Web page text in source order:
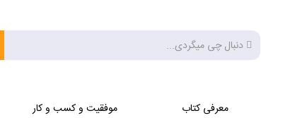
معرفی کتاب موفقیت و کسب و کار